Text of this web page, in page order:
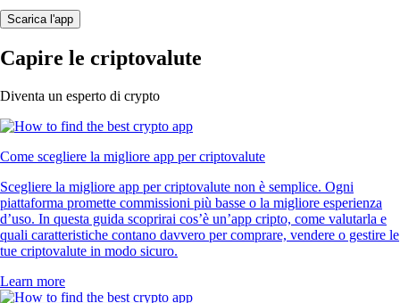
Scarica l'app
Capire le criptovalute
Diventa un esperto di crypto
Come scegliere la migliore app per criptovalute
Scegliere la migliore app per criptovalute non è semplice. Ogni
piattaforma promette commissioni più basse o la migliore esperienza
d’uso. In questa guida scoprirai cos’è un’app cripto, come valutarla e
quali caratteristiche contano davvero per comprare, vendere o gestire le
tue criptovalute in modo sicuro.
Learn more